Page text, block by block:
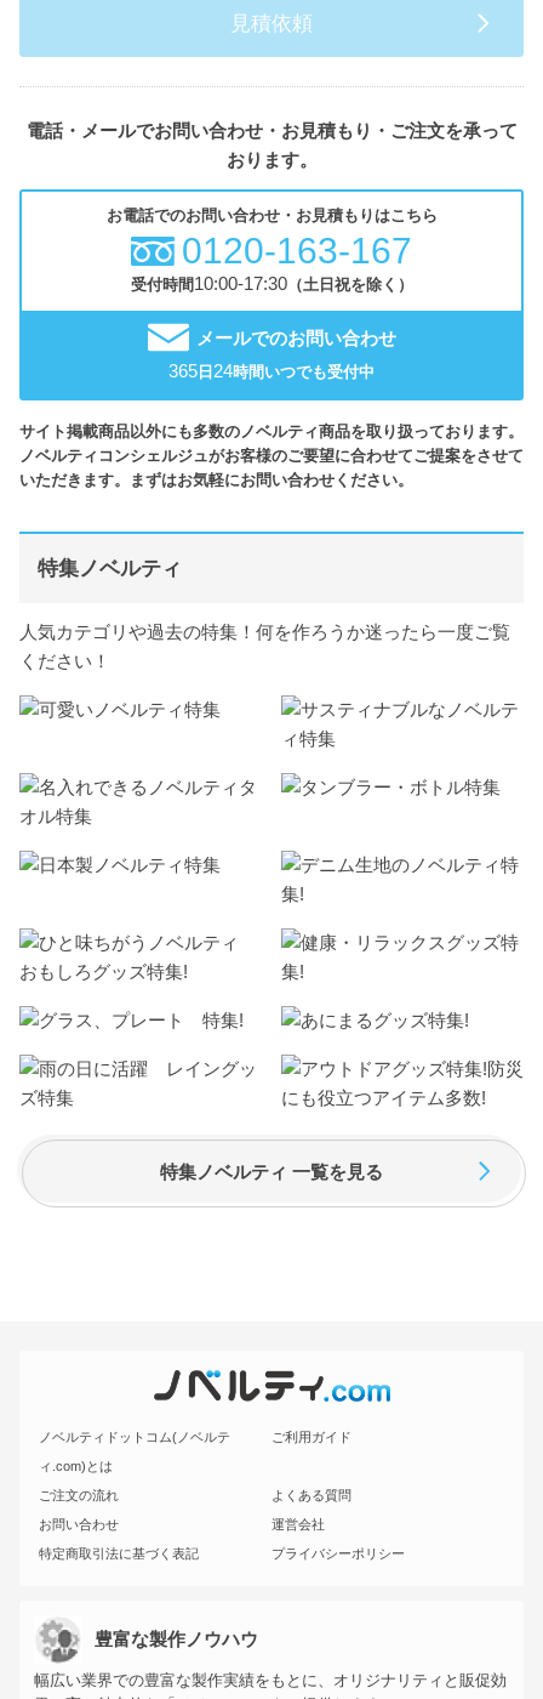
見積依頼
電話・メールでお問い合わせ・お見積もり・ご注文を承って
おります。
お電話でのお問い合わせ・お見積もりはこちら
0120-163-167
受付時間10:00-17:30（土日祝を除く）
メールでのお問い合わせ
365 日 24時間いつでも受付中
サイト掲載商品以外にも多数のノベルティ商品を取り扱っております。
ノベルティコンシェルジュがお客様のご要望に合わせてご提案をさせて
いただきます。まずはお気軽にお問い合わせください。
特集ノベルティ
人気カテゴリや過去の特集！何を作ろうか迷ったら一度ご覧
ください！
特集ノベルティ 一覧を見る
ノベルティドットコム(ノベルテ
ィ.com)とは
ご利用ガイド
ご注文の流れ
よくある質問
お問い合わせ
運営会社
特定商取引法に基づく表記
プライバシーポリシー
豊富な製作ノウハウ
幅広い業界での豊富な製作実績をもとに、オリジナリティと販促効